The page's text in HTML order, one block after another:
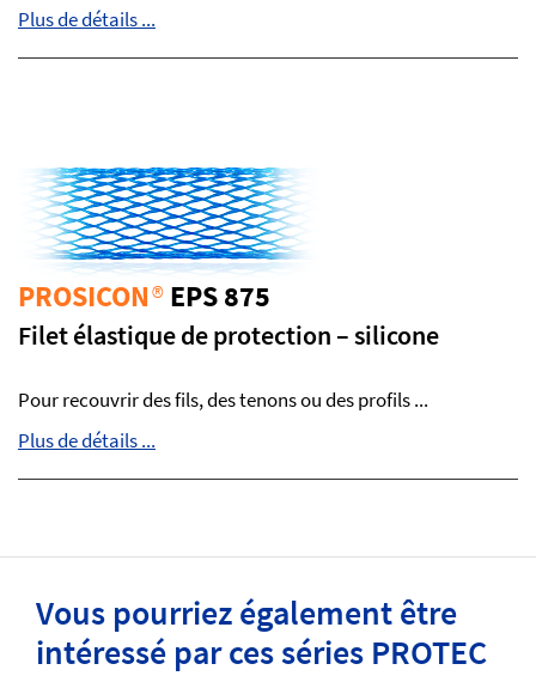
Plus de détails ...
PROSICON®EPS 875
Filet élastique de protection – silicone
Pour recouvrir des fils, des tenons ou des profils ...
Plus de détails ...
Vous pourriez également être
intéressé par ces séries PROTEC